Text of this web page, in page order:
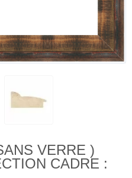
VERRE )
CADRE :